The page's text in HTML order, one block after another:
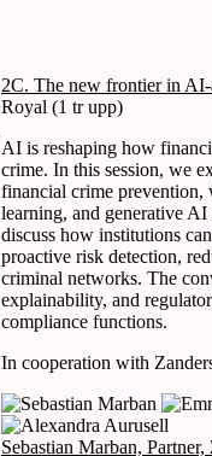
2C. The new frontier in
Royal (1 tr upp)
AI is reshaping how
crime. In this session, we
financial crime prevention,
learning, and generative
discuss how institutions
proactive risk detection,
criminal networks. The
explainability, and
compliance functions.
In cooperation with
Sebastian Marban, Partner,